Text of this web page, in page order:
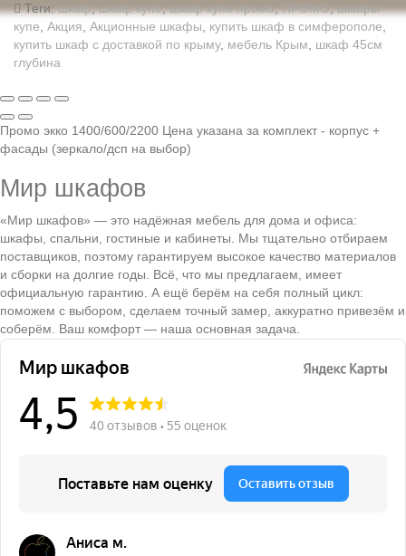
Теги:шкаф,шкаф купе,шкаф купе промо,ПРОМО,шкафы
купе Акция Акционные шкафы купить шкаф в симферополе
купить шкаф с доставкой по крыму, мебель Крым
шкаф 45см
глубина
Промо экко 1400/600/2200 Цена указана за комплект - корпус +
фасады (зеркало/дсп на выбор)
Мир шкафов
«Мир шкафов» — это надёжная мебель для дома и офиса:
шкафы, спальни, гостиные и кабинеты. Мы тщательно отбираем
поставщиков, поэтому гарантируем высокое качество материалов
и сборки на долгие годы. Всё, что мы предлагаем, имеет
официальную гарантию. А ещё берём на себя полный цикл:
поможем с выбором, сделаем точный замер, аккуратно привезём и
соберём. Ваш комфорт — наша основная задача.